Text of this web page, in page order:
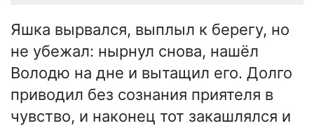
Яшка вырвался, выплыл к берегу, но
не убежал: нырнул снова, нашёл
Володю на дне и вытащил его. Долго
приводил без сознания приятеля в
чувство, и наконец тот закашлялся и